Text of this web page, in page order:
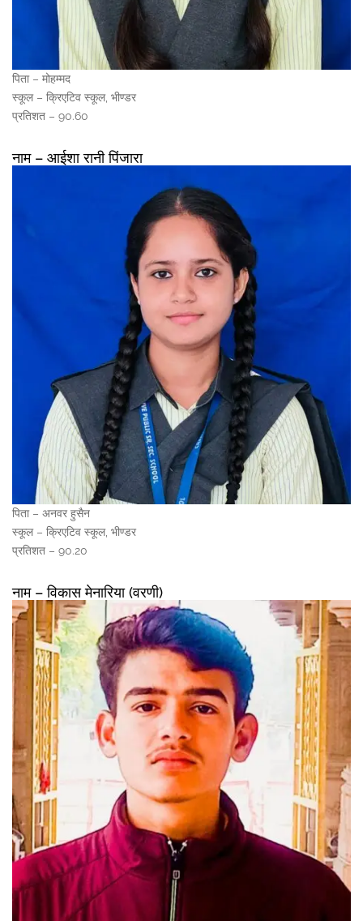
पिता – मोहम्मद
स्कूल – क्रिएटिव स्कूल, भीण्डर
प्रतिशत – 90.60
नाम – आईशा रानी पिंजारा
पिता – अनवर हुसैन
स्कूल – क्रिएटिव स्कूल, भीण्डर
प्रतिशत – 90.20
नाम – विकास मेनारिया (वरणी)